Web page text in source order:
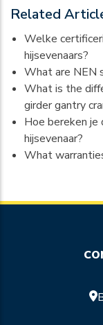
Related
Welke
hijsevenaars?
What are NEN
What is the
girder gantry
Hoe bereken je
hijsevenaar?
What